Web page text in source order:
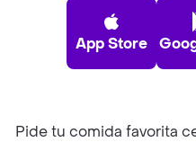
App Store
Pide tu comida favorita